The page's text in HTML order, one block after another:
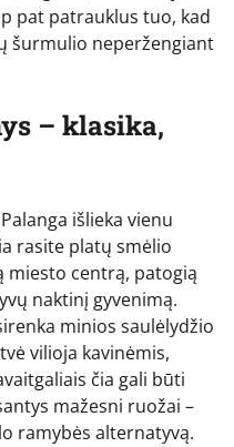
pat patrauklus tuo, kad
šurmulio neperžengiant
– klasika,
išlieka vienu
rasite platų smėlio
miesto centrą, patogią
naktinį gyvenimą.
minios saulėlydžio
vilioja kavinėmis,
čia gali būti
mažesni ruožai –
ramybės alternatyvą.